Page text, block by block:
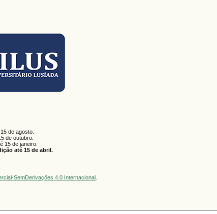
de agosto.
de outubro.
15 de janeiro.
até 15 de abril.
SemDerivações 4.0 Internacional